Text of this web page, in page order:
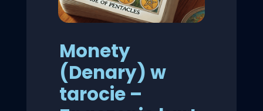
Monety
(Denary) w
tarocie –